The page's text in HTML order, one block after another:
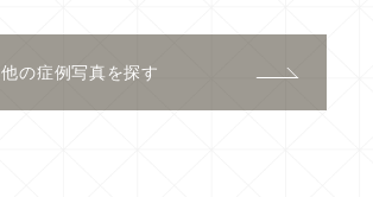
他の症例写真を探す